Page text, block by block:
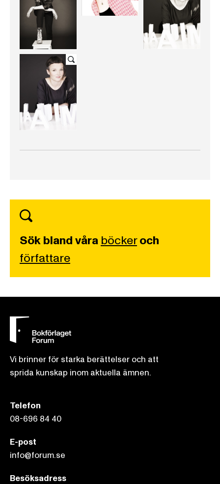
Sök bland våra böckeroch
författare
Vi brinner för starka berättelser och att
sprida kunskap inom aktuella ämnen.
Telefon
08-696 84 40
E-post
info@forum.se
Besöksadress